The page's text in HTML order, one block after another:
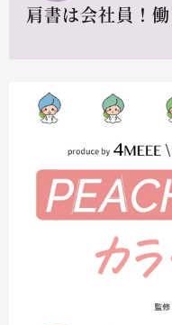
肩書は会社員！